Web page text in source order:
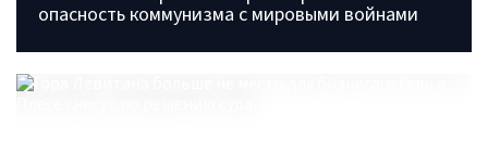
опасность коммунизма с мировыми войнами